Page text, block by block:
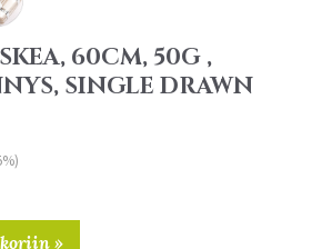
60CM, 50G ,
SINGLE DRAWN
»